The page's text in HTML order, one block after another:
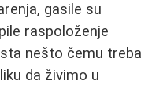
gasile su
raspoloženje
nešto čemu treba
da živimo u